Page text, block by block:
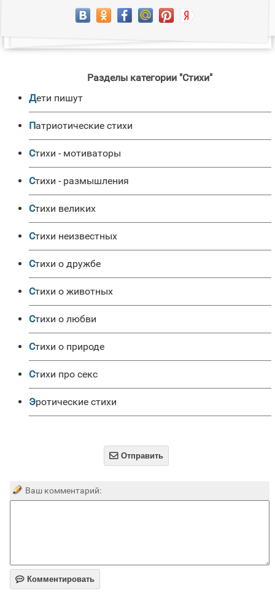
Разделы категории "Стихи"
Дети пишут
Патриотические стихи
Стихи - мотиваторы
Стихи - размышления
Стихи великих
Стихи неизвестных
Стихи о дружбе
Стихи о животных
Стихи о любви
Стихи о природе
Стихи про секс
Эротические стихи
 Отправить
Ваш комментарий:
 Комментировать